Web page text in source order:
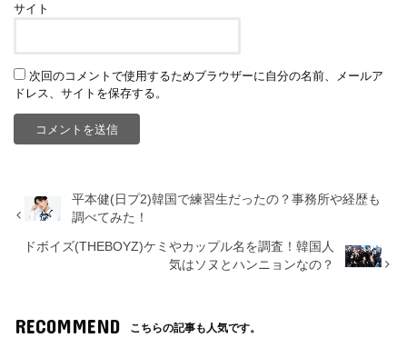
サイト
次回のコメントで使用するためブラウザーに自分の名前、メールア
ドレス、サイトを保存する。
平本健(日プ2)韓国で練習生だったの？事務所や経歴も
調べてみた！
ドボイズ(THEBOYZ)ケミやカップル名を調査！韓国人
気はソヌとハンニョンなの？
RECOMMEND こちらの記事も人気です。